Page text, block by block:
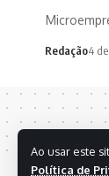
Ao usar este
Política de
Redação4